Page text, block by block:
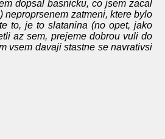
dopsal basnicku, co jsem zacal
neproprsenem zatmeni, ktere bylo
to, je to slatanina (no opet, jako
az sem, prejeme dobrou vuli do
vsem davaji stastne se navrativsi